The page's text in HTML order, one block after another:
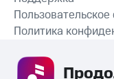
Политика